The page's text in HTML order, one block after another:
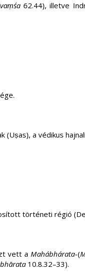
62.44), illetve
(Uṣas), a védikus
történeti régió
vett a Mahábhárata-(
10.8.32–33).